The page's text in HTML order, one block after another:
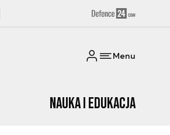
Menu
Nauka i edukacja